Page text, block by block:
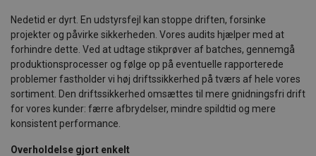
Nedetid er dyrt. En udstyrsfejl kan stoppe driften, forsinke
projekter og påvirke sikkerheden. Vores audits hjælper med at
forhindre dette. Ved at udtage stikprøver af batches, gennemgå
produktionsprocesser og følge op på eventuelle rapporterede
problemer fastholder vi høj driftssikkerhed på tværs af hele vores
sortiment. Den driftssikkerhed omsættes til mere gnidningsfri drift
for vores kunder: færre afbrydelser, mindre spildtid og mere
konsistent performance.
Overholdelse gjort enkelt